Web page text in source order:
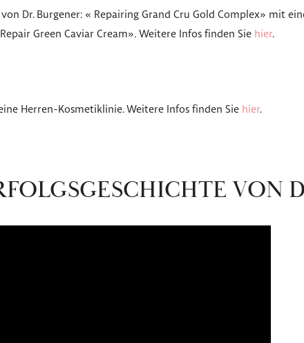
Dr. Burgener: « Repairing Grand Cru Gold Complex» mit
Green Caviar Cream». Weitere Infos finden Sie hier.
Herren-Kosmetiklinie. Weitere Infos finden Sie hier.
VON